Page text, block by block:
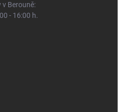
Berouně:
- 16:00 h.